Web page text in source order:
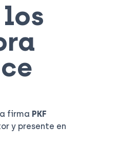
los
firma PKF
y presente en